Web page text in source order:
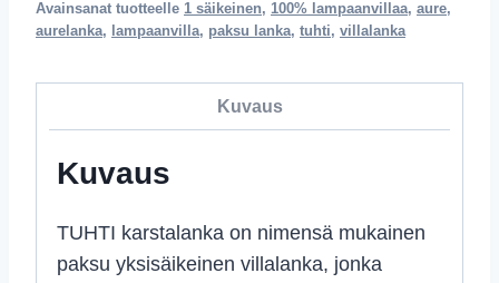
Avainsanat tuotteelle 1 säikeinen, 100% lampaanvillaa, aure,
aurelanka, lampaanvilla, paksu lanka, tuhti, villalanka
Kuvaus
Kuvaus
TUHTI karstalanka on nimensä mukainen
paksu yksisäikeinen villalanka, jonka